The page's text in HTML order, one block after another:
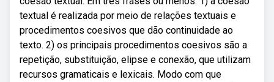
textual é realizada por meio de relações textuais e
procedimentos coesivos que dão continuidade ao
texto. 2) os principais procedimentos coesivos são a
repetição, substituição, elipse e conexão, que utilizam
recursos gramaticais e lexicais. Modo com que